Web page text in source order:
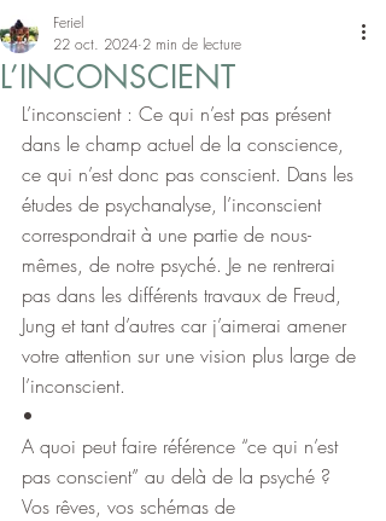
L’INCONSCIENT
Feriel
22 oct. 2024 2 min de lecture
L’inconscient : Ce qui n’est pas présent
dans le champ actuel de la conscience,
ce qui n’est donc pas conscient. Dans les
études de psychanalyse, l’inconscient
correspondrait à une partie de nous-
mêmes, de notre psyché. Je ne rentrerai
pas dans les différents travaux de Freud,
Jung et tant d’autres car j’aimerai amener
votre attention sur une vision plus large de
l’inconscient.
•
A quoi peut faire référence “ce qui n’est
pas conscient” au delà de la psyché ?
Vos rêves, vos schémas de